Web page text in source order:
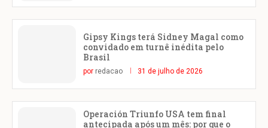
Gipsy Kings terá Sidney Magal como
convidado em turnê inédita pelo
Brasil
por redacao 31 de julho de 2026
Operación Triunfo USA tem final
antecipada após um mês: por que o